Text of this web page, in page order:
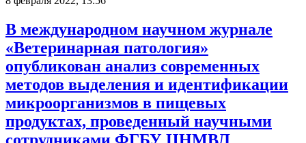
В международном научном журнале
«Ветеринарная патология»
опубликован анализ современных
методов выделения и идентификации
микроорганизмов в пищевых
продуктах, проведенный научными
сотрудниками ФГБУ ЦНМВЛ